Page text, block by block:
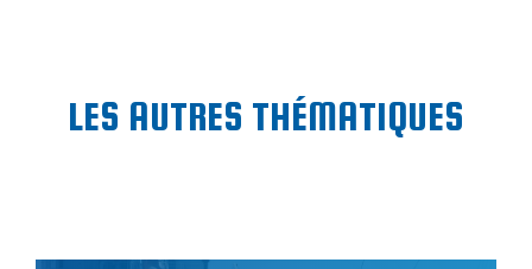
LES AUTRES THÉMATIQUES